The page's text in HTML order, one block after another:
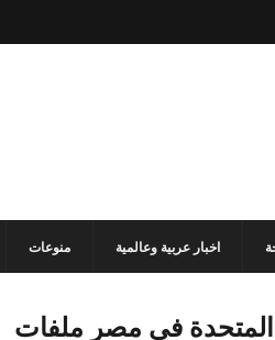
اخبار عربية وعالمية منوعات
المتحدة في مصر ملفات